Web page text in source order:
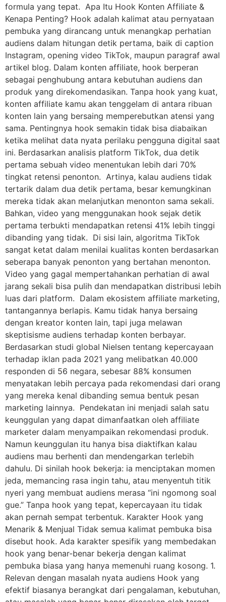
formula yang tepat. Apa Itu Hook Konten Affiliate &
Kenapa Penting? Hook adalah kalimat atau pernyataan
pembuka yang dirancang untuk menangkap perhatian
audiens dalam hitungan detik pertama, baik di caption
Instagram, opening video TikTok, maupun paragraf awal
artikel blog. Dalam konten affiliate, hook berperan
sebagai penghubung antara kebutuhan audiens dan
produk yang direkomendasikan. Tanpa hook yang kuat,
konten affiliate kamu akan tenggelam di antara ribuan
konten lain yang bersaing memperebutkan atensi yang
sama. Pentingnya hook semakin tidak bisa diabaikan
ketika melihat data nyata perilaku pengguna digital saat
ini. Berdasarkan analisis platform TikTok, dua detik
pertama sebuah video menentukan lebih dari 70%
tingkat retensi penonton. Artinya, kalau audiens tidak
tertarik dalam dua detik pertama, besar kemungkinan
mereka tidak akan melanjutkan menonton sama sekali.
Bahkan, video yang menggunakan hook sejak detik
pertama terbukti mendapatkan retensi 41% lebih tinggi
dibanding yang tidak. Di sisi lain, algoritma TikTok
sangat ketat dalam menilai kualitas konten berdasarkan
seberapa banyak penonton yang bertahan menonton.
Video yang gagal mempertahankan perhatian di awal
jarang sekali bisa pulih dan mendapatkan distribusi lebih
luas dari platform. Dalam ekosistem affiliate marketing,
tantangannya berlapis. Kamu tidak hanya bersaing
dengan kreator konten lain, tapi juga melawan
skeptisisme audiens terhadap konten berbayar.
Berdasarkan studi global Nielsen tentang kepercayaan
terhadap iklan pada 2021 yang melibatkan 40.000
responden di 56 negara, sebesar 88% konsumen
menyatakan lebih percaya pada rekomendasi dari orang
yang mereka kenal dibanding semua bentuk pesan
marketing lainnya. Pendekatan ini menjadi salah satu
keunggulan yang dapat dimanfaatkan oleh affiliate
marketer dalam menyampaikan rekomendasi produk.
Namun keunggulan itu hanya bisa diaktifkan kalau
audiens mau berhenti dan mendengarkan terlebih
dahulu. Di sinilah hook bekerja: ia menciptakan momen
jeda, memancing rasa ingin tahu, atau menyentuh titik
nyeri yang membuat audiens merasa “ini ngomong soal
gue.” Tanpa hook yang tepat, kepercayaan itu tidak
akan pernah sempat terbentuk. Karakter Hook yang
Menarik & Menjual Tidak semua kalimat pembuka bisa
disebut hook. Ada karakter spesifik yang membedakan
hook yang benar-benar bekerja dengan kalimat
pembuka biasa yang hanya memenuhi ruang kosong. 1.
Relevan dengan masalah nyata audiens Hook yang
efektif biasanya berangkat dari pengalaman, kebutuhan,